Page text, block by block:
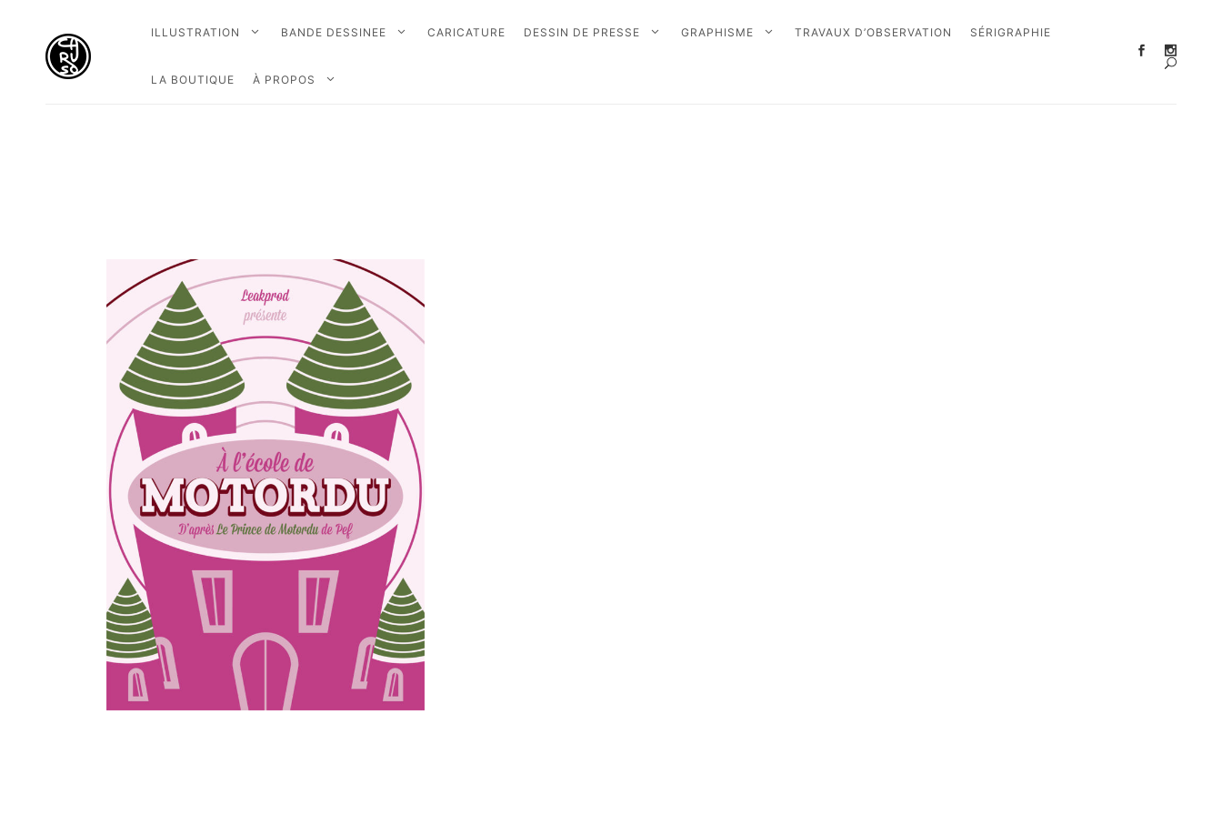
ILLUSTRATION BANDE DESSINEE CARICATURE DESSIN DE PRESSE GRAPHISME TRAVAUX D’OBSERVATION SÉRIGRAPHIE
LA BOUTIQUE À PROPOS